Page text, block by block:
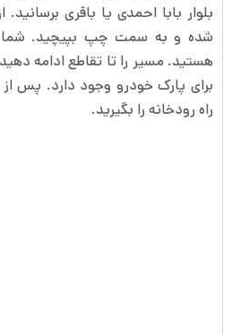
بلوار بابا احمدی یا باقری برسانید.
شده و به سمت چپ بپیچید. شما
هستید. مسیر را تا تقاطع ادامه
برای پارک خودرو وجود دارد. پس
راه رودخانه را بگیرید.